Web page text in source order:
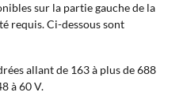
sur la partie gauche de la
requis. Ci-dessous sont
allant de 163 à plus de 688
à 60 V.